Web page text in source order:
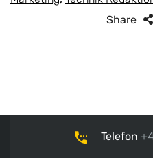
Share
Telefon